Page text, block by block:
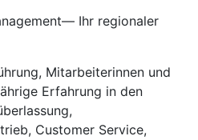
Ihr regionaler
Mitarbeiterinnen und
Erfahrung in den
Customer Service,